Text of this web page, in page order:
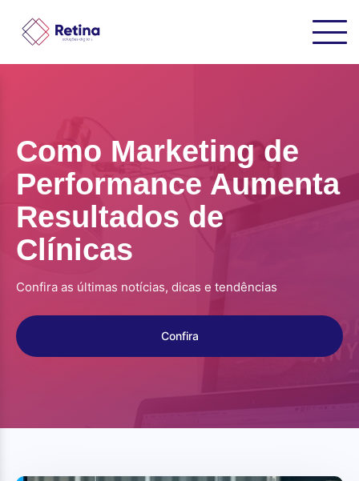
Como Marketing de
Performance Aumenta
Resultados de
Clínicas
Confira as últimas notícias, dicas e tendências
Confira